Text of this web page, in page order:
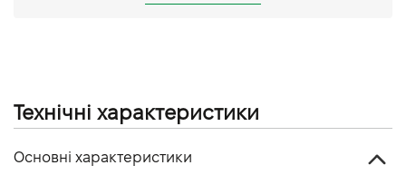
Технічні характеристики
Основні характеристики